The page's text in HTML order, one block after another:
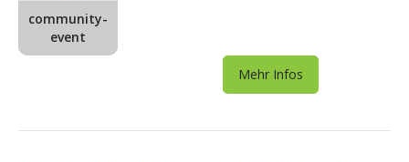
community-
event
Mehr Infos